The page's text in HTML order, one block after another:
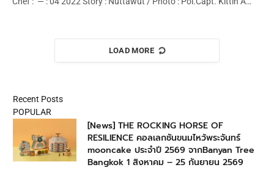
LOAD MORE
Recent Posts
POPULAR
[News] THE ROCKING HORSE OF
RESILIENCE คอลเลกชันขนมไหว้พระจันทร์
mooncake ประจำปี 2569 จากBanyan Tree
Bangkok 1 สิงหาคม – 25 กันยายน 2569